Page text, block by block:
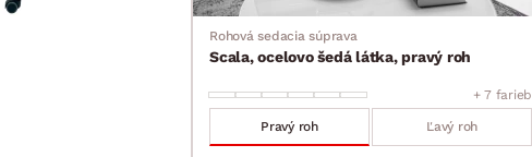
Rohová sedacia súprava
Scala, ocelovo šedá látka, pravý roh
+ 7 farieb
Pravý roh Ľavý roh